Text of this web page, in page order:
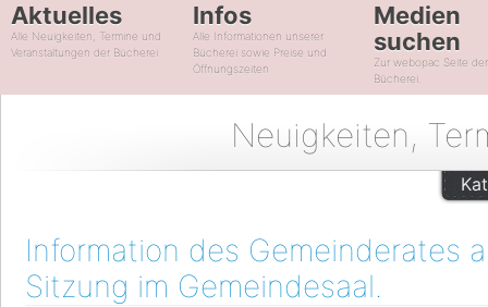
Aktuelles
Alle Neuigkeiten, Termine und
Veranstaltungen der Bücherei
Infos
Alle Informationen unserer
Bücherei sowie Preise und
Öffnungszeiten
Medien
suchen
Zur webopac Seite der
Bücherei.
Neuigkeiten,
Information des Gemeinderates
Sitzung im Gemeindesaal.